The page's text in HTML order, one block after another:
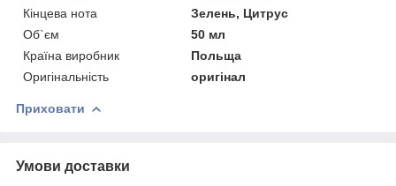
Кінцева нота
Зелень, Цитрус
Об`єм
50 мл
Країна виробник
Польща
Оригінальність
оригінал
Приховати
Умови доставки